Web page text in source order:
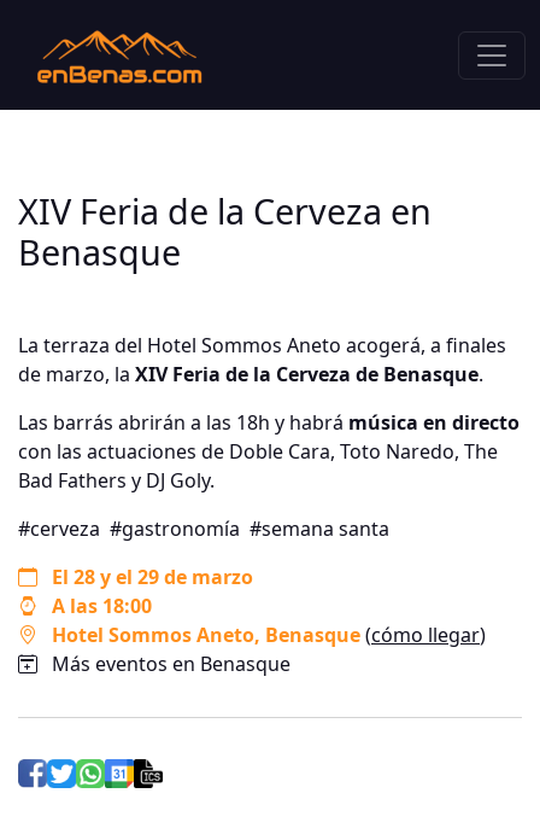
XIV Feria de la Cerveza en
Benasque
La terraza del Hotel Sommos Aneto acogerá, a finales
de marzo, la XIV Feria de la Cerveza de Benasque.
Las barrás abrirán a las 18h y habrá música en directo
con las actuaciones de Doble Cara, Toto Naredo, The
Bad Fathers y DJ Goly.
#cerveza #gastronomía #semana santa
El 28 y el 29 de marzo
A las 18:00
Hotel Sommos Aneto, Benasque(cómo llegar)
Más eventos en Benasque